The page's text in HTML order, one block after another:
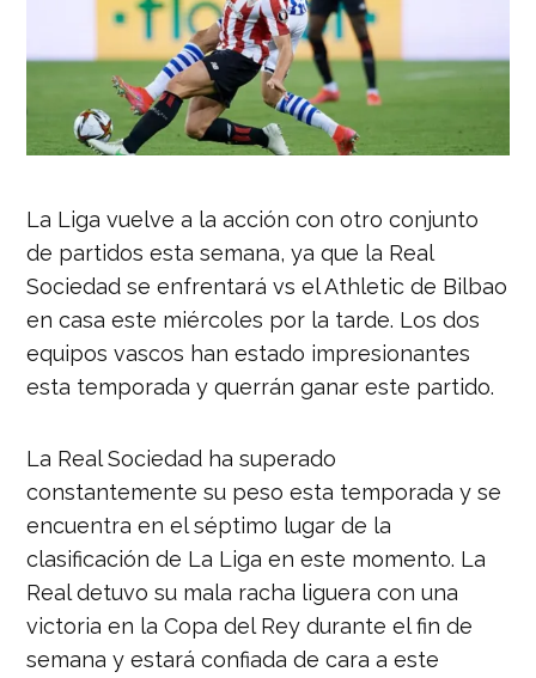
La Liga vuelve a la acción con otro conjunto
de partidos esta semana, ya que la Real
Sociedad se enfrentará vs el Athletic de Bilbao
en casa este miércoles por la tarde. Los dos
equipos vascos han estado impresionantes
esta temporada y querrán ganar este partido.
La Real Sociedad ha superado
constantemente su peso esta temporada y se
encuentra en el séptimo lugar de la
clasificación de La Liga en este momento. La
Real detuvo su mala racha liguera con una
victoria en la Copa del Rey durante el fin de
semana y estará confiada de cara a este